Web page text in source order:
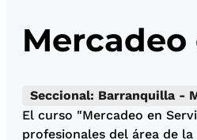
Mercadeo
Seccional: Barranquilla -
El curso "Mercadeo en
profesionales del área de